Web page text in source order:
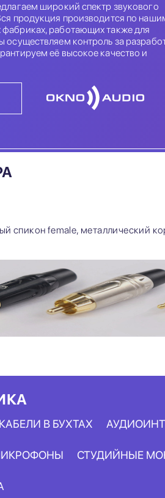
широкий спектр звукового
продукция производится по
работающих также для
контроль за
её высокое качество и
спикон female, металлический
КАБЕЛИ В БУХТАХ
СТУДИЙНЫЕ